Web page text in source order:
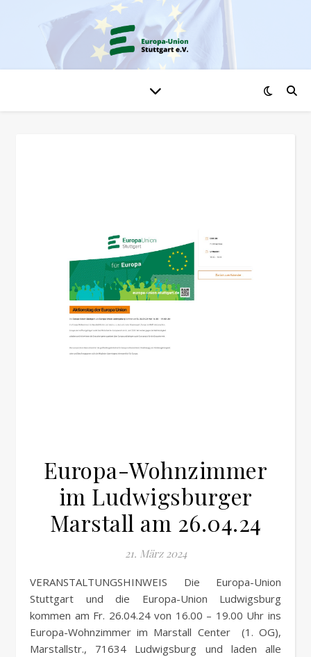
Europa-Wohnzimmer
im Ludwigsburger
Marstall am 26.04.24
21. März 2024
VERANSTALTUNGSHINWEIS Die Europa-Union
Stuttgart und die Europa-Union Ludwigsburg
kommen am Fr. 26.04.24 von 16.00 – 19.00 Uhr ins
Europa-Wohnzimmer im Marstall Center (1. OG),
Marstallstr., 71634 Ludwigsburg und laden alle